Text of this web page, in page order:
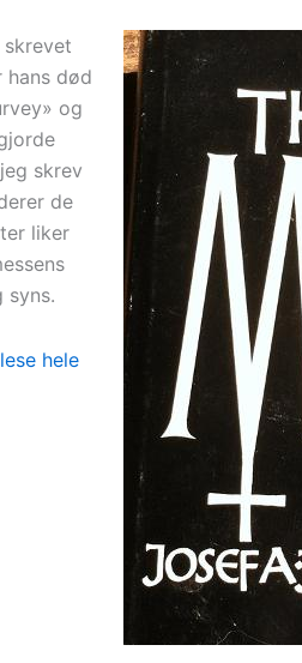
hans død
og
skrev
de
liker
syns.
hele